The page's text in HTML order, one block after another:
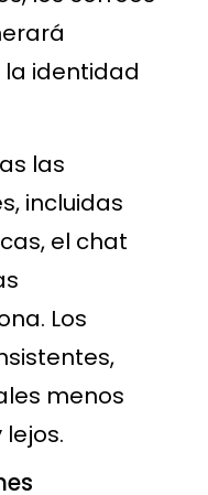
la identidad
las
incluidas
el chat
Los
menos